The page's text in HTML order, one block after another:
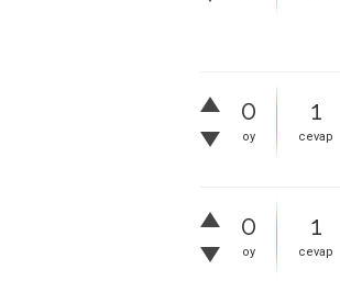
0
oy
1
cevap
0
oy
1
cevap